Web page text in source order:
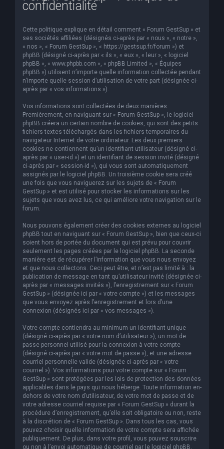
confidentialité
Cette politique explique en détail comment « Forum GestSup » et
ses sociétés affiliées (désignés ci-après par « nous », « notre »,
« nos », « Forum GestSup », « https://gestsup.fr/forum ») et
phpBB (désigné ci-après par « ils », « eux », « leur », « logiciel
phpBB », « www.phpbb.com », « phpBB Limited », « Équipes
phpBB ») utilisent n’importe quelle information collectée pendant
n’importe quelle session d’utilisation de votre part (désignée ci-
après par « vos informations »).
Vos informations sont collectées de deux manières.
Premièrement, en naviguant sur « Forum GestSup », le logiciel
phpBB créera un certain nombre de cookies, qui sont des petits
fichiers textes téléchargés dans les fichiers temporaires du
navigateur Internet de votre ordinateur. Les deux premiers
cookies ne contiennent qu’un identifiant utilisateur (désigné ci-
après par « user-id ») et un identifiant de session invité (désigné
ci-après par « session-id »), qui vous sont automatiquement
assignés par le logiciel phpBB. Un troisième cookie sera créé
une fois que vous naviguerez sur les sujets de « Forum
GestSup » et est utilisé pour stocker les informations sur les
sujets que vous avez lus, ce qui améliore votre navigation sur le
forum.
Nous pouvons également créer des cookies externes au logiciel
phpBB tout en naviguant sur « Forum GestSup », bien que ceux-ci
soient hors de portée du document qui est prévu pour couvrir
seulement les pages créées par le logiciel phpBB. La seconde
manière est de récupérer l’information que vous nous envoyez
et que nous collectons. Ceci peut être, et n’est pas limité à : la
publication de message en tant qu’utilisateur invité (désignée ci-
après par « messages invités »), l’enregistrement sur « Forum
GestSup » (désignée ici par « votre compte ») et les messages
que vous envoyez après l’enregistrement et lors d’une
connexion (désignés ici par « vos messages »).
Votre compte contiendra au minimum un identifiant unique
(désigné ci-après par « votre nom d’utilisateur »), un mot de
passe personnel utilisé pour la connexion à votre compte
(désigné ci-après par « votre mot de passe »), et une adresse
courriel personnelle valide (désignée ci-après par « votre
courriel »). Vos informations pour votre compte sur « Forum
GestSup » sont protégées par les lois de protection des données
applicables dans le pays qui nous héberge. Toute information en-
dehors de votre nom d’utilisateur, de votre mot de passe et de
votre adresse courriel requise par « Forum GestSup » durant la
procédure d’enregistrement, qu’elle soit obligatoire ou non, reste
à la discrétion de « Forum GestSup ». Dans tous les cas, vous
pouvez choisir quelle information de votre compte sera affichée
publiquement. De plus, dans votre profil, vous pouvez souscrire
ou non à l’envoi automatique de courriel par le logiciel phpBB.